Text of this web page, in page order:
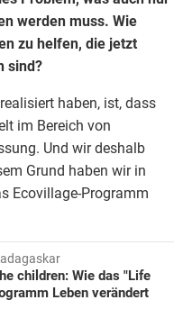
werden muss. Wie
zu helfen, die jetzt
sind?
haben, ist, dass
im Bereich von
Und wir deshalb
Grund haben wir in
Ecovillage-Programm
children: Wie das "Life
Leben verändert